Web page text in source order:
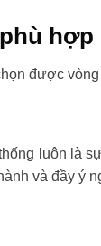
hợp
được
luôn là
và đầy ý